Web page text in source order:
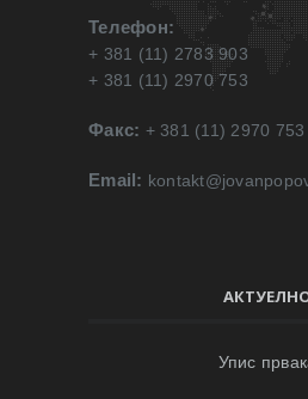
Телефон:
+ 381 (11) 2783 903
+ 381 (11) 2970 753
Факс: + 381 (11) 2970 753
Email:
Упис